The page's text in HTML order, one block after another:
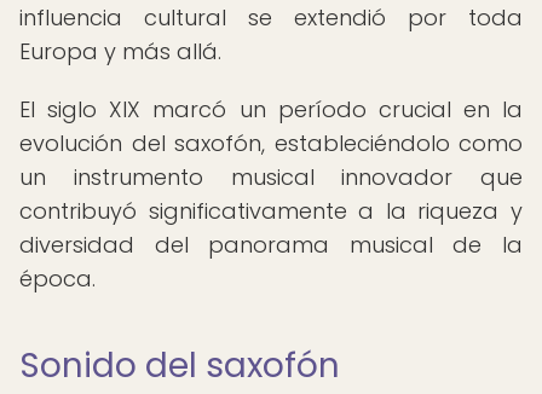
influencia cultural se extendió por toda
Europa y más allá.
El siglo XIX marcó un período crucial en la
evolución del saxofón, estableciéndolo como
un instrumento musical innovador que
contribuyó significativamente a la riqueza y
diversidad del panorama musical de la
época.
Sonido del saxofón